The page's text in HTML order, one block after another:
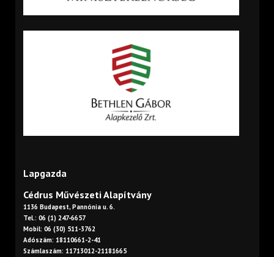
Lapgazda
Cédrus Művészeti Alapítvány
1136 Budapest, Pannónia u. 6.
Tel.: 06 (1) 247-6657
Mobil: 06 (30) 511-3762
Adószám: 18110661-2-41
Számlaszám: 11713012-21181665